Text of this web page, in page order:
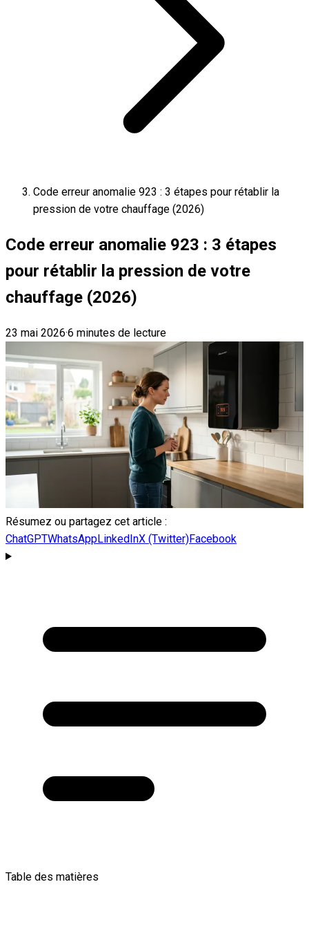
Code erreur anomalie 923 : 3 étapes pour rétablir la
pression de votre chauffage (2026)
Code erreur anomalie 923 : 3 étapes
pour rétablir la pression de votre
chauffage (2026)
23 mai 2026·6 minutes de lecture
Résumez ou partagez cet article :
ChatGPTWhatsAppLinkedInX (Twitter)Facebook
Table des matières